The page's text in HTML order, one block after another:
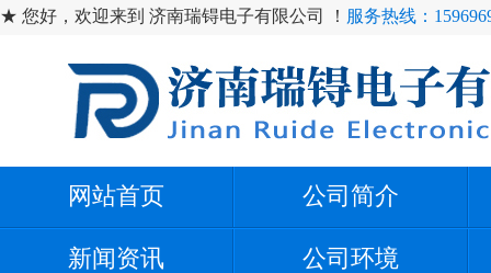
★ 您好，欢迎来到 济南瑞锝电子有限公司 ！ 服务热线：
网站首页 公司简介
新闻资讯 公司环境